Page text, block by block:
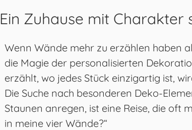
Ein Zuhause mit Charakter
Wenn Wände mehr zu erzählen haben
die Magie der personalisierten
erzählt, wo jedes Stück einzigartig ist,
Die Suche nach besonderen Deko-
Staunen anregen, ist eine Reise, die oft
in meine vier Wände?“